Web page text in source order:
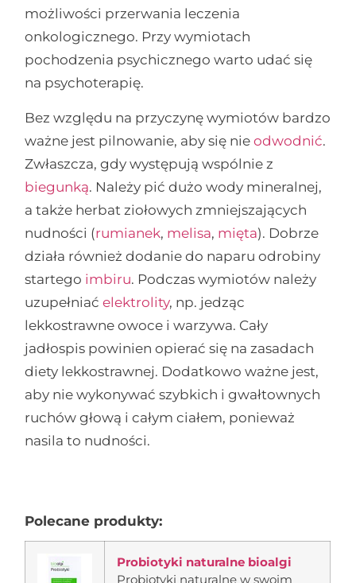
możliwości przerwania leczenia
onkologicznego. Przy wymiotach
pochodzenia psychicznego warto udać się
na psychoterapię.
Bez względu na przyczynę wymiotów bardzo
ważne jest pilnowanie, aby się nieodwodnić.
Zwłaszcza, gdy występują wspólnie z
biegunką. Należy pić dużo wody mineralnej,
a także herbat ziołowych zmniejszających
nudności (rumianek, melisa, mięta). Dobrze
działa również dodanie do naparu odrobiny
startego imbiru. Podczas wymiotów należy
uzupełniaćelektrolity, np. jedząc
lekkostrawne owoce i warzywa. Cały
jadłospis powinien opierać się na zasadach
diety lekkostrawnej. Dodatkowo ważne jest,
aby nie wykonywać szybkich i gwałtownych
ruchów głową i całym ciałem, ponieważ
nasila to nudności.
Polecane produkty:
Probiotyki naturalne bioalgi
Probiotyki naturalne w swoim